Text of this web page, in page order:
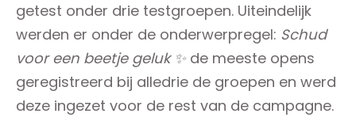
getest onder drie testgroepen. Uiteindelijk
werden er onder de onderwerpregel: Schud
voor een beetje geluk ✨de meeste opens
geregistreerd bij alledrie de groepen en werd
deze ingezet voor de rest van de campagne.